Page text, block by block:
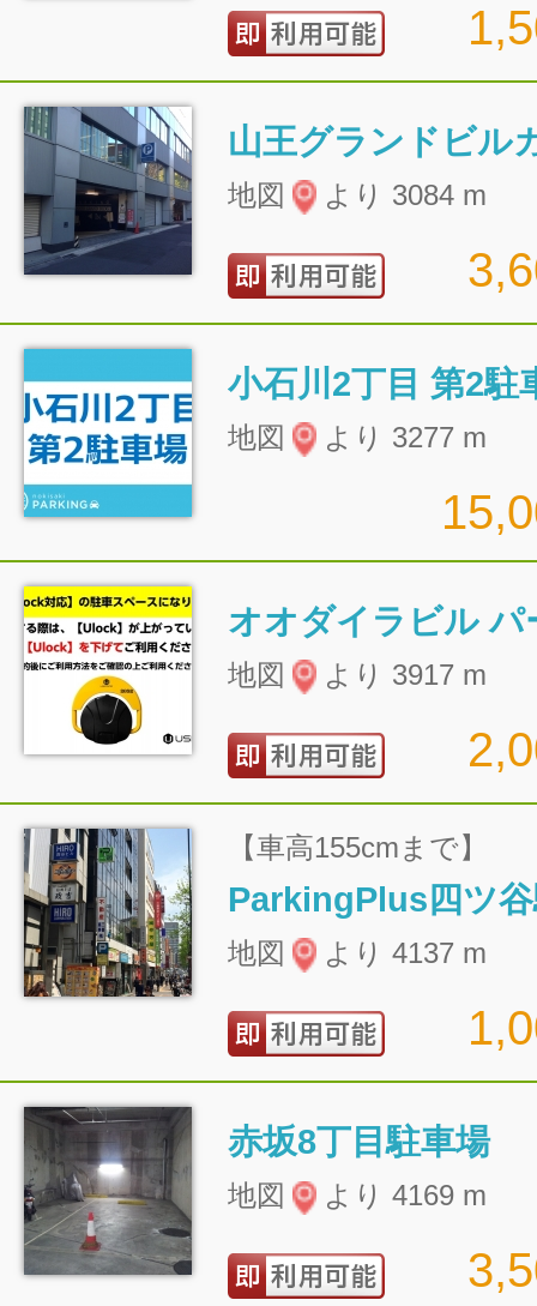
山王グランドビル
地図 より 3084 m
小石川2丁目 第2駐
地図 より 3277 m
オオダイラビル パ
地図 より 3917 m
【車高155cmまで】
ParkingPlus四ツ
地図 より 4137 m
赤坂8丁目駐車場
地図 より 4169 m